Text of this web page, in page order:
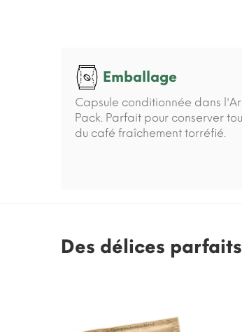
Emballage
Capsule conditionnée dans
Pack. Parfait pour conserver
du café fraîchement torréfié.
Des délices